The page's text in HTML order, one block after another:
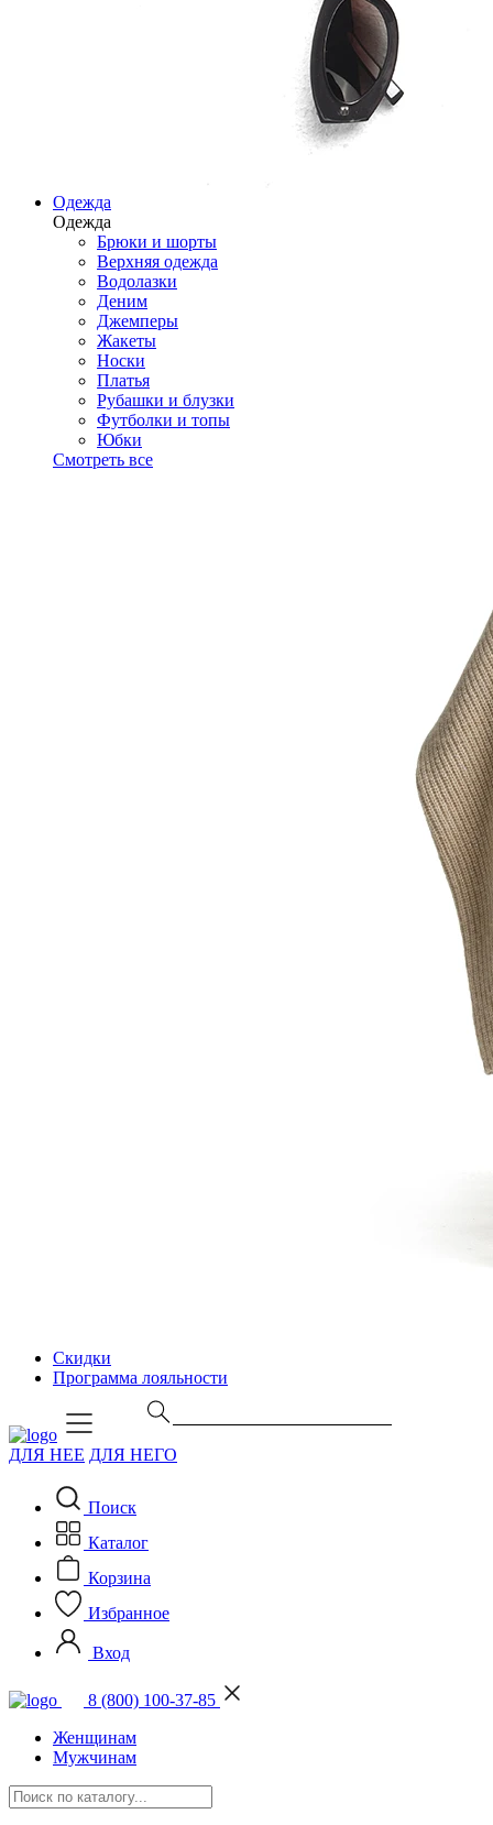
Одежда
Одежда
Брюки и шорты
Верхняя одежда
Водолазки
Деним
Джемперы
Жакеты
Носки
Платья
Рубашки и блузки
Футболки и топы
Юбки
Смотреть все
Скидки
Программа лояльности
ДЛЯ НЕЕ ДЛЯ НЕГО
Поиск
Каталог
Корзина
Избранное
Вход
8 (800) 100-37-85
Женщинам
Мужчинам